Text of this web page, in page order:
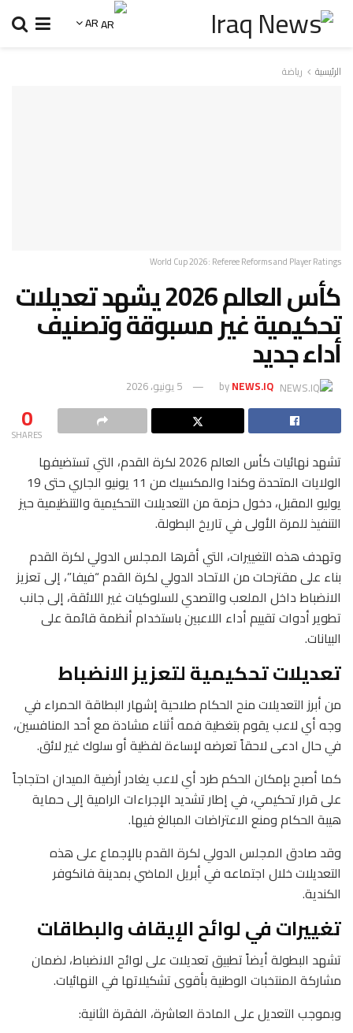
AR
الرئيسية رياضة
World Cup 2026: Referee Reforms and Player Ratings
كأس العالم 2026 يشهد تعديلات
تحكيمية غير مسبوقة وتصنيف
أداء جديد
byNEWS.IQ 5 يونيو، 2026
0
SHARES
تشهد نهائيات كأس العالم 2026 لكرة القدم، التي تستضيفها
الولايات المتحدة وكندا والمكسيك من 11 يونيو الجاري حتى 19
يوليو المقبل، دخول حزمة من التعديلات التحكيمية والتنظيمية حيز
التنفيذ للمرة الأولى في تاريخ البطولة.
وتهدف هذه التغييرات، التي أقرها المجلس الدولي لكرة القدم
بناء على مقترحات من الاتحاد الدولي لكرة القدم “فيفا”، إلى تعزيز
الانضباط داخل الملعب والتصدي للسلوكيات غير اللائقة، إلى جانب
تطوير أدوات تقييم أداء اللاعبين باستخدام أنظمة قائمة على
البيانات.
تعديلات تحكيمية لتعزيز الانضباط
من أبرز التعديلات منح الحكام صلاحية إشهار البطاقة الحمراء في
وجه أي لاعب يقوم بتغطية فمه أثناء مشادة مع أحد المنافسين،
في حال ادعى لاحقاً تعرضه لإساءة لفظية أو سلوك غير لائق.
كما أصبح بإمكان الحكم طرد أي لاعب يغادر أرضية الميدان احتجاجاً
على قرار تحكيمي، في إطار تشديد الإجراءات الرامية إلى حماية
هيبة الحكام ومنع الاعتراضات المبالغ فيها.
وقد صادق المجلس الدولي لكرة القدم بالإجماع على هذه
التعديلات خلال اجتماعه في أبريل الماضي بمدينة فانكوفر
الكندية.
تغييرات في لوائح الإيقاف والبطاقات
تشهد البطولة أيضاً تطبيق تعديلات على لوائح الانضباط، لضمان
مشاركة المنتخبات الوطنية بأقوى تشكيلاتها في النهائيات.
وبموجب التعديل على المادة العاشرة، الفقرة الثانية: